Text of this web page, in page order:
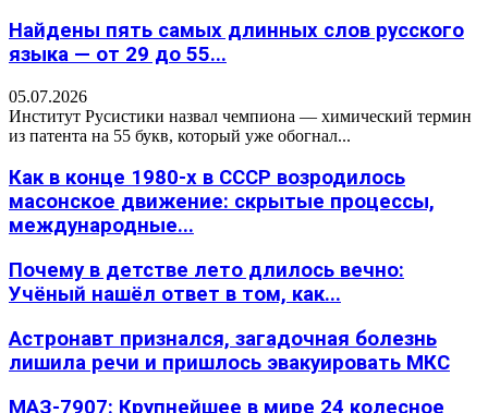
Найдены пять самых длинных слов русского
языка — от 29 до 55...
05.07.2026
Институт Русистики назвал чемпиона — химический термин
из патента на 55 букв, который уже обогнал...
Как в конце 1980-х в СССР возродилось
масонское движение: скрытые процессы,
международные...
Почему в детстве лето длилось вечно:
Учёный нашёл ответ в том, как...
Астронавт признался, загадочная болезнь
лишила речи и пришлось эвакуировать МКС
МАЗ-7907: Крупнейшее в мире 24 колесное